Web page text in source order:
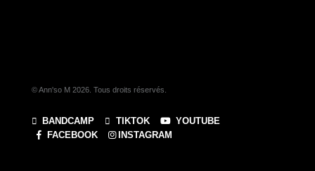
© Ann'so M 2026. Tous droits réservés.
BANDCAMP TIKTOK
YOUTUBE
FACEBOOK
INSTAGRAM